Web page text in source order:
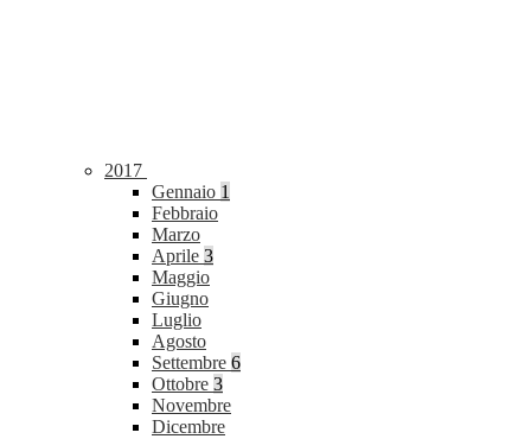
2017
Gennaio 1
Febbraio
Marzo
Aprile 3
Maggio
Giugno
Luglio
Agosto
Settembre 6
Ottobre 3
Novembre
Dicembre